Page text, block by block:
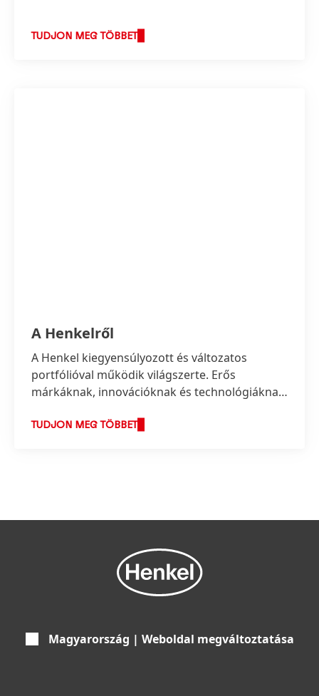
TUDJON MEG TÖBBET
A Henkelről
A Henkel kiegyensúlyozott és változatos
portfólióval működik világszerte. Erős
márkáknak, innovációknak és technológiáknak
foglal el három üzletágával mind az ipari, mind
TUDJON MEG TÖBBET
Magyarország | Weboldal megváltoztatása